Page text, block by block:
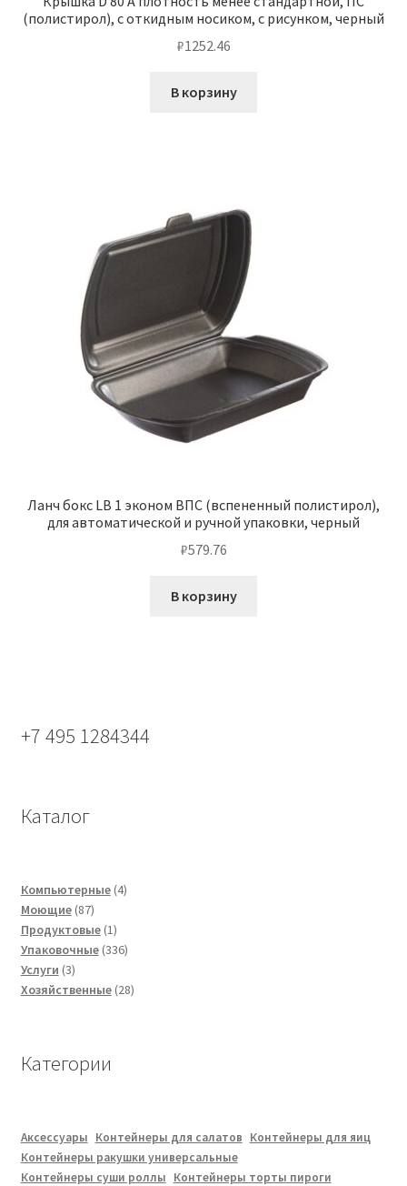
(полистирол), с откидным носиком, с рисунком, черный
₽1252.46
В корзину
Ланч бокс LB 1 эконом ВПС (вспененный полистирол),
для автоматической и ручной упаковки, черный
₽579.76
В корзину
+7 495 1284344
Каталог
Компьютерные 44
Моющие 8787
товаров
Продуктовые 11
товар
Упаковочные 336336
Услуги 33
товара
Хозяйственные 2828
Категории
Аксессуары Контейнеры для салатов Контейнеры для яиц
Контейнеры ракушки универсальные
Контейнеры суши роллы Контейнеры торты пироги